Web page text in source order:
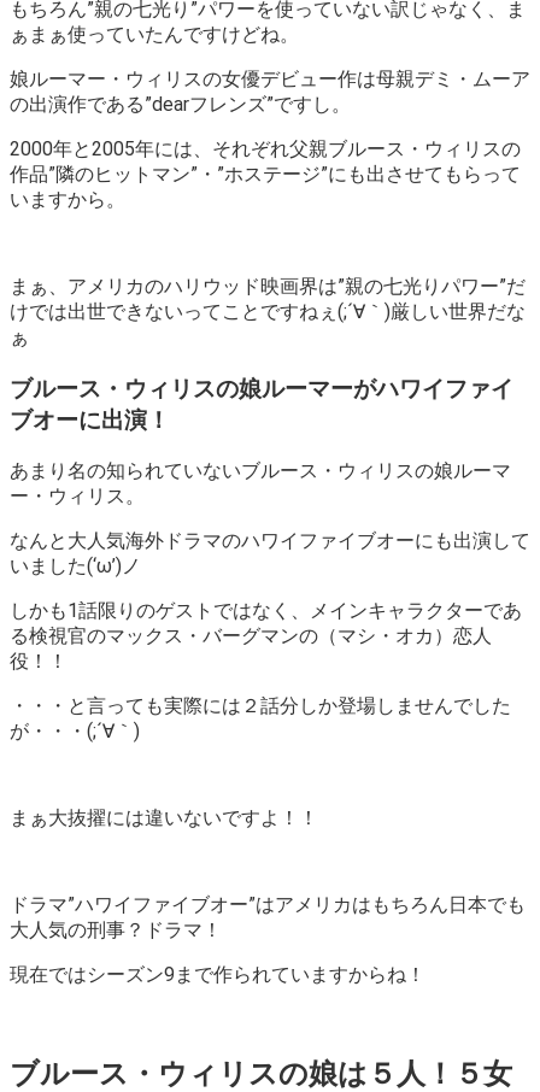
もちろん”親の七光り”パワーを使っていない訳じゃなく、ま
ぁまぁ使っていたんですけどね。
娘ルーマー・ウィリスの女優デビュー作は母親デミ・ムーア
の出演作である”dearフレンズ”ですし。
2000年と2005年には、それぞれ父親ブルース・ウィリスの
作品”隣のヒットマン”・”ホステージ”にも出させてもらって
いますから。
まぁ、アメリカのハリウッド映画界は”親の七光りパワー”だ
けでは出世できないってことですねぇ(;´∀｀)厳しい世界だな
ぁ
ブルース・ウィリスの娘ルーマーがハワイファイ
ブオーに出演！
あまり名の知られていないブルース・ウィリスの娘ルーマ
ー・ウィリス。
なんと大人気海外ドラマのハワイファイブオーにも出演して
いました(‘ω’)ノ
しかも1話限りのゲストではなく、メインキャラクターであ
る検視官のマックス・バーグマンの（マシ・オカ）恋人
役！！
・・・と言っても実際には２話分しか登場しませんでした
が・・・(;´∀｀)
まぁ大抜擢には違いないですよ！！
ドラマ”ハワイファイブオー”はアメリカはもちろん日本でも
大人気の刑事？ドラマ！
現在ではシーズン9まで作られていますからね！
ブルース・ウィリスの娘は５人！５女